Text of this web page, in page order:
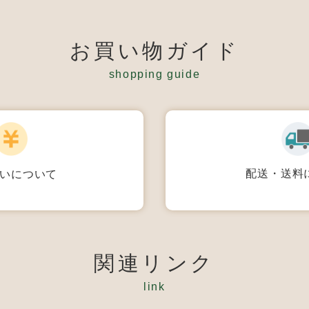
お買い物ガイド
shopping guide
について 配送・送料
関連リンク
link